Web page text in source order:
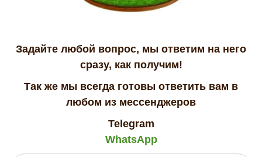
Задайте любой вопрос, мы ответим на него
сразу, как получим!
Так же мы всегда готовы ответить вам в
любом из мессенджеров
Telegram
WhatsApp